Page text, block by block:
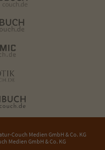
Couch Medien GmbH & Co. KG
Medien GmbH & Co. KG